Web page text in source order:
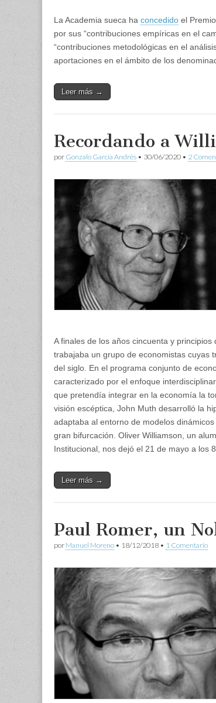
La Academia sueca ha concedido el
por sus “contribuciones empíricas en el
“contribuciones metodológicas en el
aportaciones en el ámbito de los
Leer más →
Recordando a
por Gonzalo García Andrés • 30/06/2020 • 2
A finales de los años cincuenta y
trabajaba un grupo de economistas cuyas
del siglo. En el programa conjunto de
caracterizado por el enfoque
que pretendía integrar en la economía la
visión escéptica, John Muth desarrolló la
adaptaba al entorno de modelos
gran bifurcación. Oliver Williamson, un
Institucional, nos dejó el 21 de mayo a los
Leer más →
Paul Romer, un
por Manuel Moreno • 18/12/2018 • 1 Comentario